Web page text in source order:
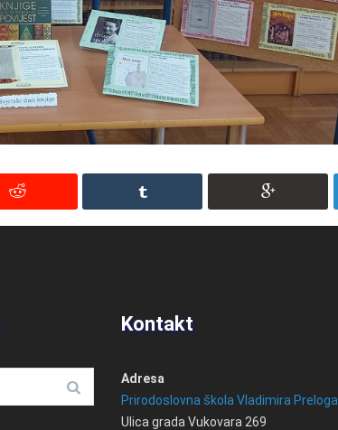
Kontakt
Adresa
Prirodoslovna škola Vladimira Preloga
Ulica grada Vukovara 269